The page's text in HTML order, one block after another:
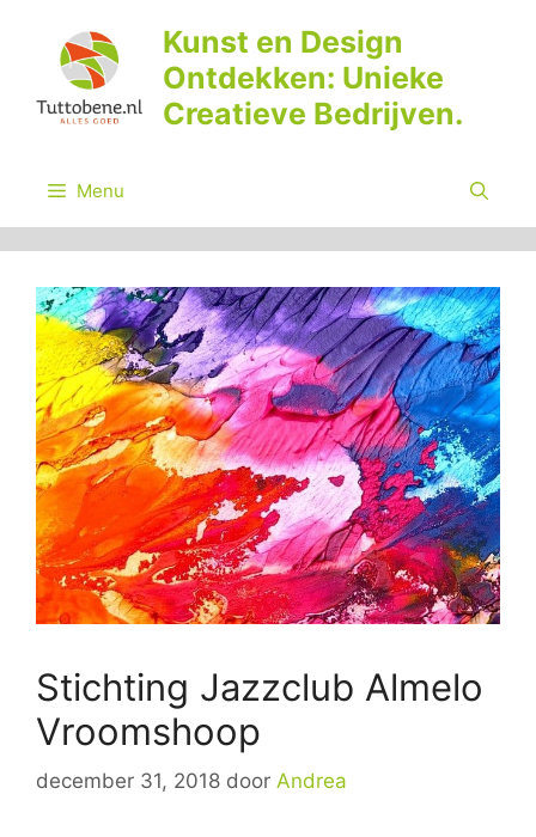
inhoud
Kunst en Design
Ontdekken: Unieke
Creatieve Bedrijven.
Menu
Stichting Jazzclub Almelo
Vroomshoop
december 31, 2018 door Andrea